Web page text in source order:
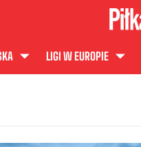
LIGI W EUROPIE